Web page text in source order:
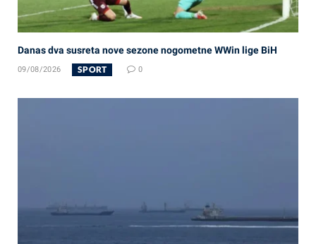
Danas dva susreta nove sezone nogometne WWin lige BiH
09/08/2026 SPORT 0